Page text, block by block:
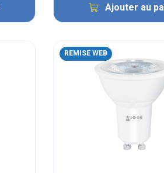
Ajouter au
REMISE WEB